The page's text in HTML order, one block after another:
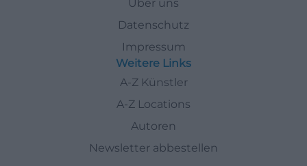
Über uns
Datenschutz
Impressum
Weitere Links
A-Z Künstler
A-Z Locations
Autoren
Newsletter abbestellen